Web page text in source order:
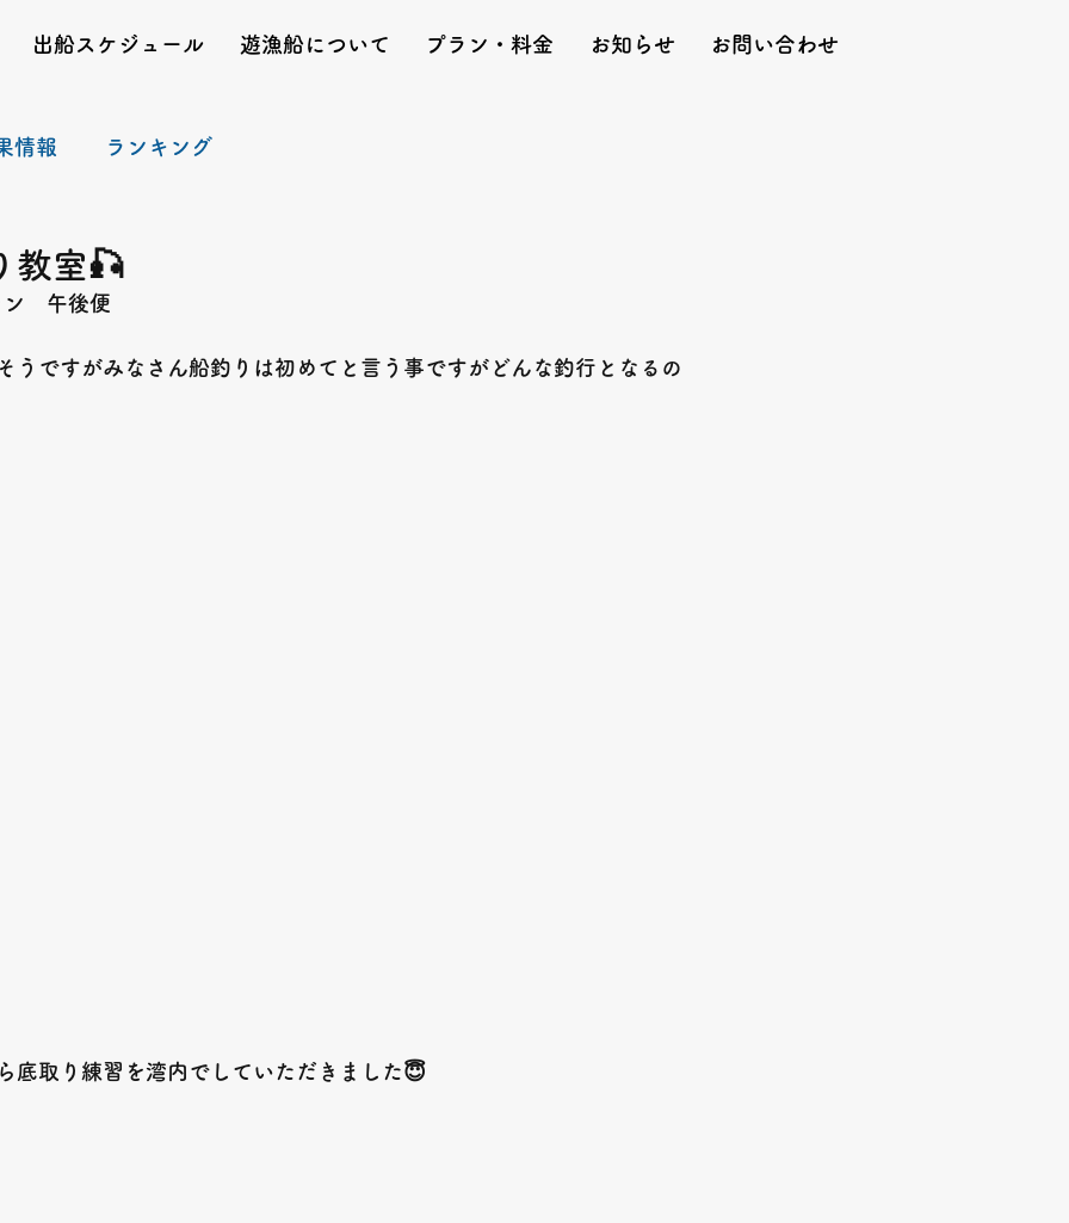
出船スケジュール 遊漁船について プラン・料金 お知らせ お問い合わせ
情報 ランキング
教室🎣
ン　午後便
うですがみなさん船釣りは初めてと言う事ですがどんな釣行となるの
底取り練習を湾内でしていただきました😇